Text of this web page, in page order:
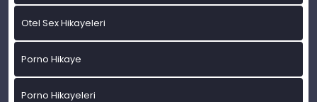
Otel Sex Hikayeleri
Porno Hikaye
Porno Hikayeleri